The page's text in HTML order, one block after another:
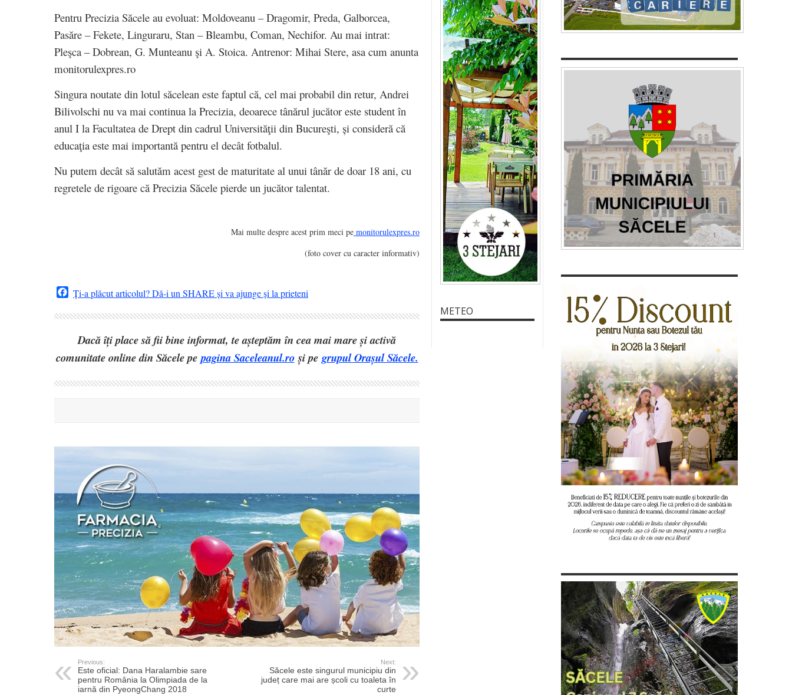
Pentru Precizia Săcele au evoluat: Moldoveanu – Dragomir, Preda, Galborcea,
Pasăre – Fekete, Linguraru, Stan – Bleambu, Coman, Nechifor. Au mai intrat:
Pleşca – Dobrean, G. Munteanu şi A. Stoica. Antrenor: Mihai Stere, asa cum anunta
monitorulexpres.ro
Singura noutate din lotul săcelean este faptul că, cel mai probabil din retur, Andrei
Bilivolschi nu va mai continua la Precizia, deoarece tânărul jucător este student în
anul I la Facultatea de Drept din cadrul Universităţii din Bucureşti, și consideră că
educaţia este mai importantă pentru el decât fotbalul.
Nu putem decât să salutăm acest gest de maturitate al unui tânăr de doar 18 ani, cu
regretele de rigoare că Precizia Săcele pierde un jucător talentat.
Mai multe despre acest prim meci pe monitorulexpres.ro
(foto cover cu caracter informativ)
Facebook
Ți-a plăcut articolul? Dă-i un SHARE și va ajunge și la prieteni
Dacă îți place să fii bine informat, te așteptăm în cea mai mare și activă
comunitate online din Săcele pepagina Saceleanul.roși pe grupul Orașul Săcele.
Previous:
Este oficial: Dana Haralambie sare
pentru România la Olimpiada de la
iarnă din PyeongChang 2018
Next:
Săcele este singurul municipiu din
județ care mai are școli cu toaleta în
curte
METEO